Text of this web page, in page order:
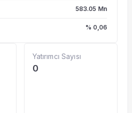
583.05 Mn
% 0,06
Yatırımcı Sayısı
0